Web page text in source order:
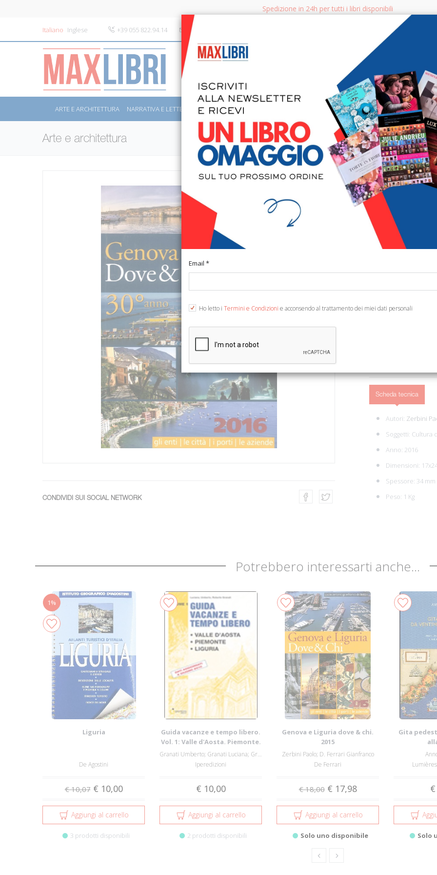
Spedizione in 24h per tutti i libri disponibili
Italiano Inglese +39 055 822.94.14 info@maxlibri.it
CERCA
ARTE E ARCHITETTURA NARRATIVA E LETTERATURA SAGGISTICA LIBRI PER BAMBINI E RAGAZZI MANUALI - GUIDE - CORSI
Arte e architettura
CONDIVIDI SUI SOCIAL NETWORK
Genova e
€ 14,90
Ean13:
Scheda tecnica
Autori: Zerbini
Soggetti: Cultura
Anno: 2016
Dimensioni:
Spessore: 34 mm
Peso: 1 Kg
Potrebbero interessarti anche...
1%
Liguria
De Agostini
€ 10,07 € 10,00
Aggiungi al carrello
3 prodotti disponibili
Guida vacanze e tempo libero.
Vol. 1: Valle d'Aosta. Piemonte.
Li...
Granati Umberto; Granati Luciana; Granati ...
Iperedizioni
€ 10,00
Aggiungi al carrello
2 prodotti disponibili
Genova e Liguria dove & chi.
2015
Zerbini Paolo; D. Ferrari Gianfranco
De Ferrari
€ 18,00 € 17,98
Aggiungi al carrello
Solo uno disponibile
Gita
Solo
Email *
Ho letto i Termini e Condizioni e acconsendo al trattamento dei miei dati personali